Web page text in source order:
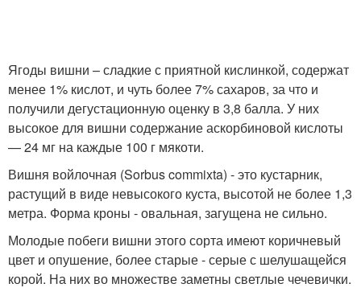
Ягоды вишни – сладкие с приятной кислинкой, содержат
менее 1% кислот, и чуть более 7% сахаров, за что и
получили дегустационную оценку в 3,8 балла. У них
высокое для вишни содержание аскорбиновой кислоты
— 24 мг на каждые 100 г мякоти.
Вишня войлочная (Sorbus commixta) - это кустарник,
растущий в виде невысокого куста, высотой не более 1,3
метра. Форма кроны - овальная, загущена не сильно.
Молодые побеги вишни этого сорта имеют коричневый
цвет и опушение, более старые - серые с шелушащейся
корой. На них во множестве заметны светлые чечевички.